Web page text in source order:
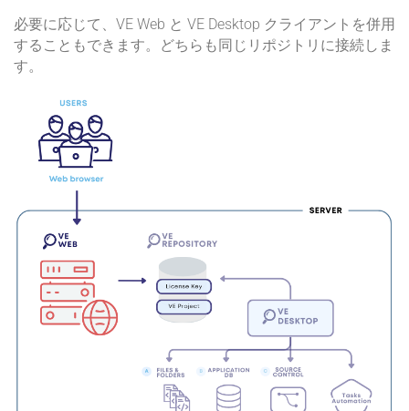
必要に応じて、VE Web と VE Desktop クライアントを併用
することもできます。どちらも同じリポジトリに接続しま
す。